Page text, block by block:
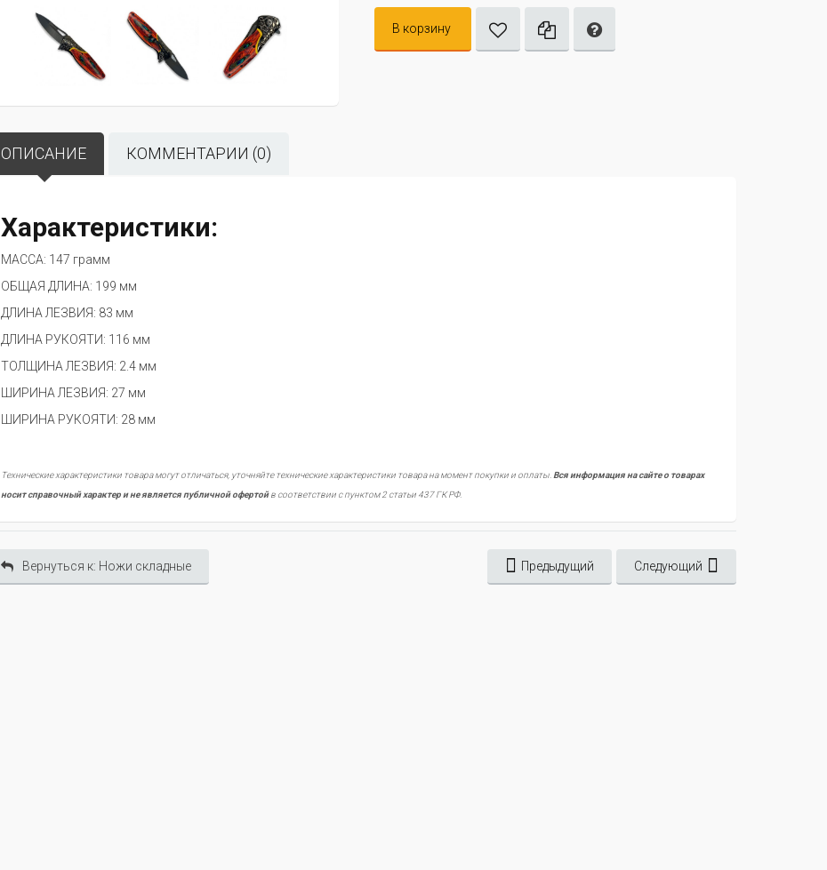
В корзину
ОПИСАНИЕ КОММЕНТАРИИ (0)
Характеристики:
МАССА: 147 грамм
ОБЩАЯ ДЛИНА: 199 мм
ДЛИНА ЛЕЗВИЯ: 83 мм
ДЛИНА РУКОЯТИ: 116 мм
ТОЛЩИНА ЛЕЗВИЯ: 2.4 мм
ШИРИНА ЛЕЗВИЯ: 27 мм
ШИРИНА РУКОЯТИ: 28 мм
Технические характеристики товара могут отличаться, уточняйте технические характеристики товара на момент покупки и оплаты. Вся информация на сайте о товарах
носит справочный характер и не является публичной офертойв соответствии с пунктом 2 статьи 437 ГК РФ.
Вернуться к: Ножи складные Предыдущий Следующий